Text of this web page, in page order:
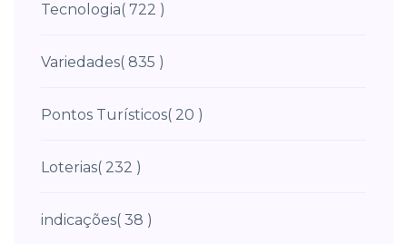
Tecnologia( 722 )
Variedades( 835 )
Pontos Turísticos( 20 )
Loterias( 232 )
indicações( 38 )